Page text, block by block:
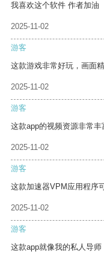
我喜欢这个软件 作者加油
2025-11-02
游客
这款游戏非常好玩，画面
2025-11-02
游客
这款app的视频资源非常丰
2025-11-02
游客
这款加速器VPM应用程序
2025-11-02
游客
这款app就像我的私人导师